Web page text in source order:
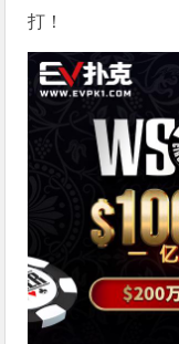
打！